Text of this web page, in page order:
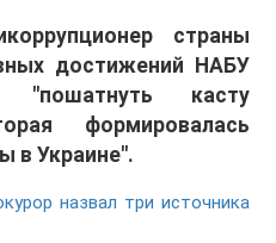
страны
достижений НАБУ
касту
формировалась
в Украине".
назвал три источника